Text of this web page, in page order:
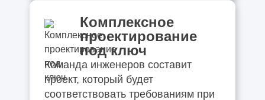
Комплексное
проектирование
под ключ
Команда инженеров составит
проект, который будет
соответствовать требованиям при